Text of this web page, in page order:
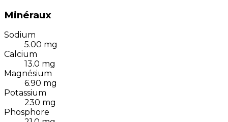
Minéraux
Sodium
5.00 mg
Calcium
13.0 mg
Magnésium
6.90 mg
Potassium
230 mg
Phosphore